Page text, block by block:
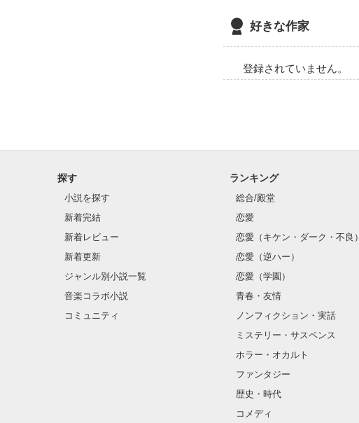
好きな作家
登録されていません。
探す
小説を探す
新着完結
新着レビュー
新着更新
ジャンル別小説一覧
音楽コラボ小説
コミュニティ
ランキング
総合/殿堂
恋愛
恋愛（キケン・ダーク・不良）
恋愛（逆ハー）
恋愛（学園）
青春・友情
ノンフィクション・実話
ミステリー・サスペンス
ホラー・オカルト
ファンタジー
歴史・時代
コメディ